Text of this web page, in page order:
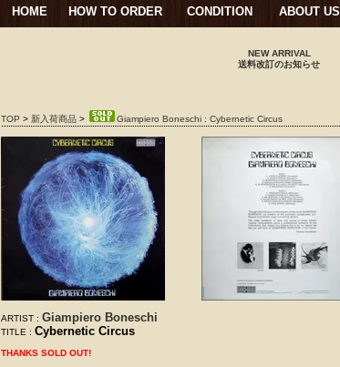
HOME HOW TO ORDER CONDITION ABOUT US
NEW ARRIVAL
送料改訂のお知らせ
TOP > 新入荷商品 > Giampiero Boneschi : Cybernetic Circus
ARTIST : Giampiero Boneschi
TITLE : Cybernetic Circus
THANKS SOLD OUT!